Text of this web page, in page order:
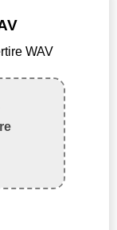
WAV